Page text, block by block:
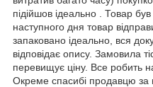
підійшов ідеально . Товар
наступного дня товар
запаковано ідеально, вся
відповідає опису. Замовила
перевищує ціну. Все робить
Окреме спасибі продавцю